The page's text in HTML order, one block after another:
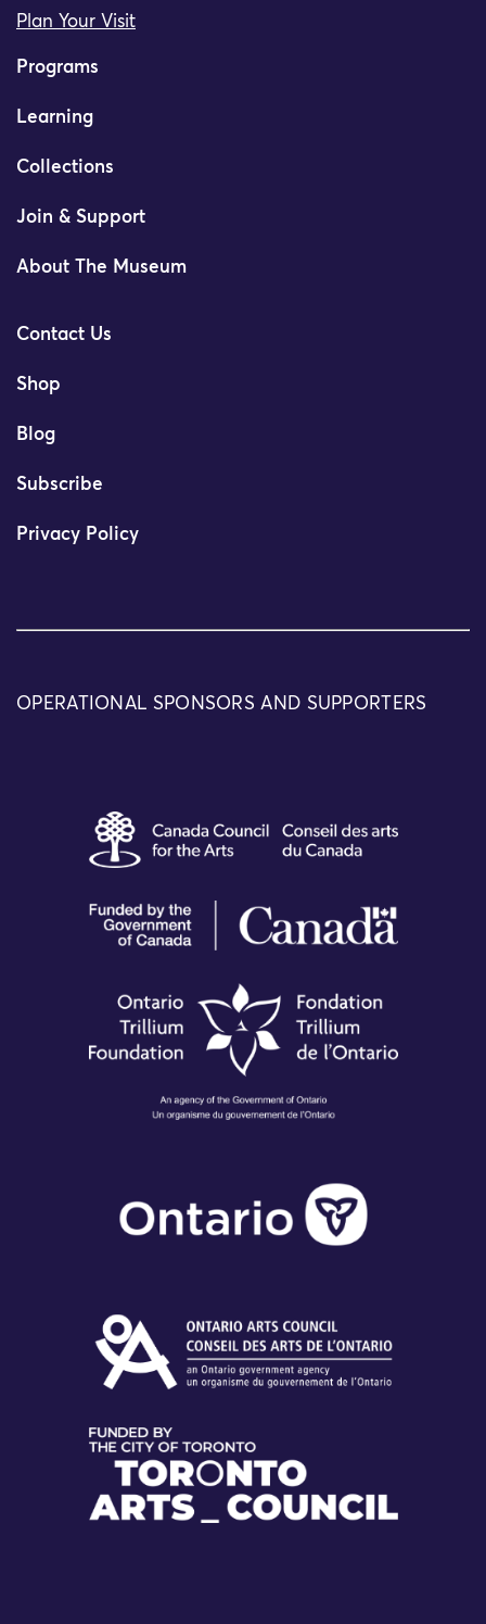
Plan Your Visit
Programs
Learning
Collections
Join & Support
About The Museum
Contact Us
Shop
Blog
Subscribe
Privacy Policy
OPERATIONAL SPONSORS AND SUPPORTERS